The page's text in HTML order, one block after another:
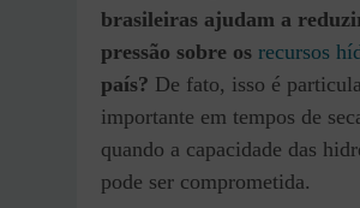
brasileiras ajudam a
pressão sobre os recursos
país? De fato, isso é
importante em tempos de
quando a capacidade das
pode ser comprometida.